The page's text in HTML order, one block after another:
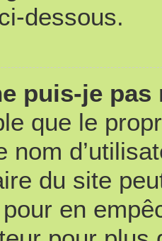
dessous.
puis-je pas
que le
nom
du site
pour en